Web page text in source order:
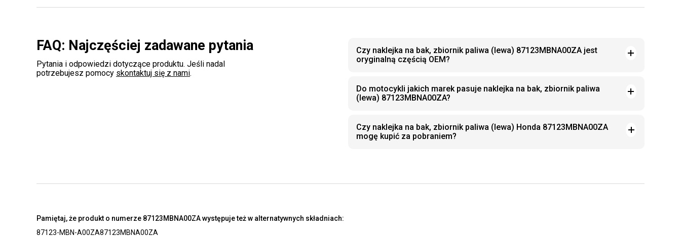
FAQ: Najczęściej zadawane pytania
Pytania i odpowiedzi dotyczące produktu. Jeśli nadal
potrzebujesz pomocy skontaktuj się z nami.
Czy naklejka na bak, zbiornik paliwa (lewa) 87123MBNA00ZA jest
oryginalną częścią OEM?
Do motocykli jakich marek pasuje naklejka na bak, zbiornik paliwa
(lewa) 87123MBNA00ZA?
Czy naklejka na bak, zbiornik paliwa (lewa) Honda 87123MBNA00ZA
mogę kupić za pobraniem?
Pamiętaj, że produkt o numerze 87123MBNA00ZA występuje też w alternatywnych składniach:
87123-MBN-A00ZA87123MBNA00ZA